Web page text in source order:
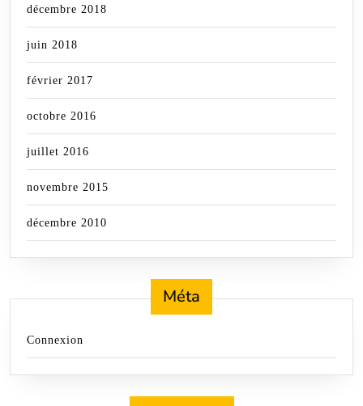
décembre 2018
juin 2018
février 2017
octobre 2016
juillet 2016
novembre 2015
décembre 2010
Méta
Connexion